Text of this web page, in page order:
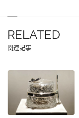
RELATED
関連記事